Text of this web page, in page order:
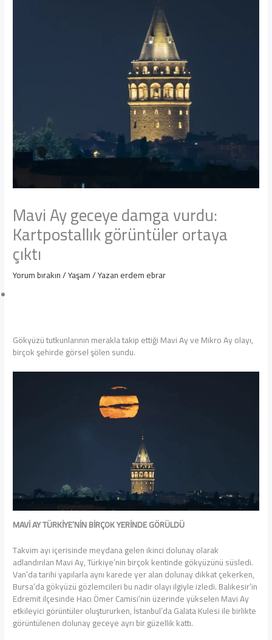
Mavi Ay geceye damga vurdu:
Kartpostallık görüntüler ortaya
çıktı
Yorum bırakın/Yaşam/ Yazanerdem ebrar
Gökyüzü tutkunlarının merakla takip ettiği Mavi Ay ve Mikro Ay olayı,
birçok şehirde görsel şölen sundu.
MAVİ AY TÜRKİYE’NİN BİRÇOK YERİNDE GÖRÜLDÜ
Takvim ayı içerisinde meydana gelen ikinci dolunay olarak
adlandırılan Mavi Ay, Türkiye’nin birçok kentinde gökyüzünü süsledi.
Van’da tarihi yapılarla aynı karede yer alan dolunay dikkat çekerken,
Bursa’da gökyüzü gözlemcileri bu nadir olayı ilgiyle izledi. Balıkesir’in
Edremit ilçesinde Hacı Ömer Camisi’nin üzerinde yükselen Mavi Ay
etkileyici görüntüler oluştururken, İstanbul’da Galata Kulesi ile birlikte
görüntülenen dolunay geceye ayrı bir güzellik kattı.